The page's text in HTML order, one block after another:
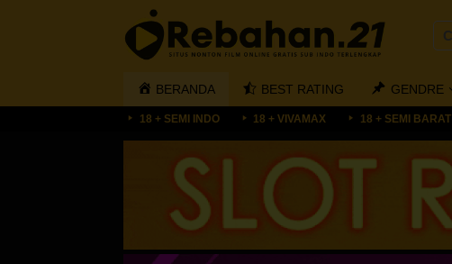
BERANDA BEST RATING GENDRE
18 + SEMI INDO 18 + VIVAMAX 18 + SEMI BARAT